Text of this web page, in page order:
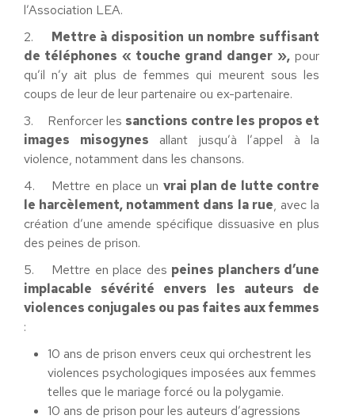
l’Association LEA.
2. Mettre à disposition un nombre suffisant
de téléphones « touche grand danger »,pour
qu’il n’y ait plus de femmes qui meurent sous les
coups de leur de leur partenaire ou ex-partenaire.
3. Renforcer les sanctions contre les propos et
images misogynes allant jusqu’à l’appel à la
violence, notamment dans les chansons.
4. Mettre en place un vrai plan de lutte contre
le harcèlement, notamment dans la rue, avec la
création d’une amende spécifique dissuasive en plus
des peines de prison.
5. Mettre en place des peines planchers d’une
implacable sévérité envers les auteurs de
violences conjugales ou pas faites aux femmes
:
10 ans de prison envers ceux qui orchestrent les
violences psychologiques imposées aux femmes
telles que le mariage forcé ou la polygamie.
10 ans de prison pour les auteurs d’agressions